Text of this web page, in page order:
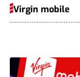
Virgin mobile